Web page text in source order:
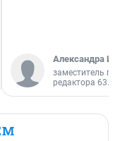
Александра
заместитель
редактора 63.RU